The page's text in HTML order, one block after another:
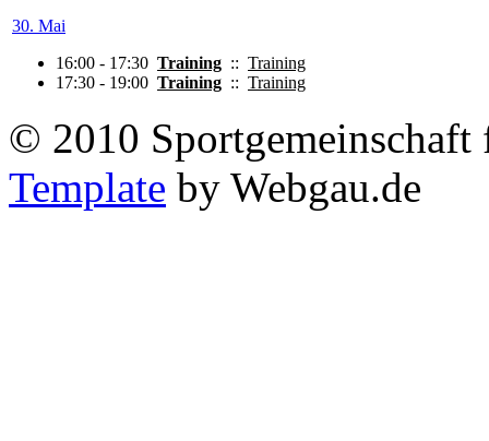
30. Mai
16:00 - 17:30 Training :: Training
17:30 - 19:00 Training :: Training
© 2010
Template by Webgau.de